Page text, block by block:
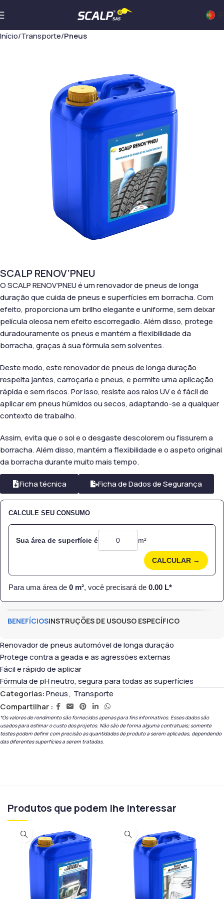
Início Transporte Pneus
SCALP RENOV’PNEU
O SCALP RENOV’PNEU é um renovador de pneus de longa
duração que cuida de pneus e superfícies em borracha. Com
efeito, proporciona um brilho elegante e uniforme, sem deixar
película oleosa nem efeito escorregadio. Além disso, protege
duradouramente os pneus e mantém a flexibilidade da
borracha, graças à sua fórmula sem solventes.
Deste modo, este renovador de pneus de longa duração
respeita jantes, carroçaria e pneus, e permite uma aplicação
rápida e sem riscos. Por isso, resiste aos raios UV e é fácil de
aplicar em pneus húmidos ou secos, adaptando-se a qualquer
contexto de trabalho.
Assim, evita que o sol e o desgaste descolorem ou fissurem a
borracha. Além disso, mantém a flexibilidade e o aspeto original
da borracha durante muito mais tempo.
Ficha técnica Ficha de Dados de Segurança
CALCULE SEU CONSUMO
Sua área de superfície é m²
CALCULAR →
Para uma área de 0 m², você precisará de 0.00 L*
BENEFÍCIOSINSTRUÇÕES DE USOUSO ESPECÍFICO
Renovador de pneus automóvel de longa duração
Protege contra a geada e as agressões externas
Fácil e rápido de aplicar
Fórmula de pH neutro, segura para todas as superfícies
Categorias:Pneus, Transporte
Compartilhar :
*Os valores de rendimento são fornecidos apenas para fins informativos. Esses dados são
usados ​​para estimar o custo dos projetos. Não são de forma alguma contratuais; somente
testes podem definir com precisão as quantidades de produto a serem aplicadas, dependendo
das diferentes superfícies a serem tratadas.
Produtos que podem lhe interessar